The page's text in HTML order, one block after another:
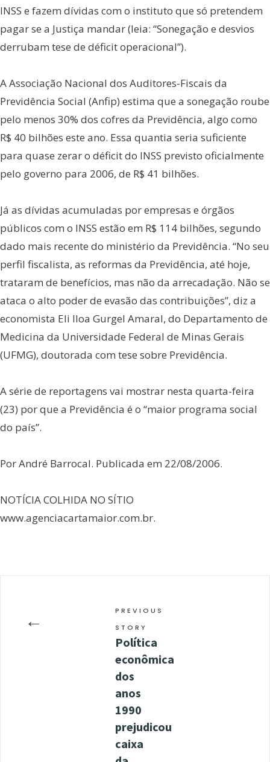
INSS e fazem dívidas com o instituto que só pretendem
pagar se a Justiça mandar (leia: “Sonegação e desvios
derrubam tese de déficit operacional”).
A Associação Nacional dos Auditores-Fiscais da
Previdência Social (Anfip) estima que a sonegação roube
pelo menos 30% dos cofres da Previdência, algo como
R$ 40 bilhões este ano. Essa quantia seria suficiente
para quase zerar o déficit do INSS previsto oficialmente
pelo governo para 2006, de R$ 41 bilhões.
Já as dívidas acumuladas por empresas e órgãos
públicos com o INSS estão em R$ 114 bilhões, segundo
dado mais recente do ministério da Previdência. “No seu
perfil fiscalista, as reformas da Previdência, até hoje,
trataram de benefícios, mas não da arrecadação. Não se
ataca o alto poder de evasão das contribuições”, diz a
economista Eli Iloa Gurgel Amaral, do Departamento de
Medicina da Universidade Federal de Minas Gerais
(UFMG), doutorada com tese sobre Previdência.
A série de reportagens vai mostrar nesta quarta-feira
(23) por que a Previdência é o “maior programa social
do país”.
Por André Barrocal. Publicada em 22/08/2006.
NOTÍCIA COLHIDA NO SÍTIO
www.agenciacartamaior.com.br.
←
PREVIOUS
STORY
Política
econômica
dos
anos
1990
prejudicou
caixa